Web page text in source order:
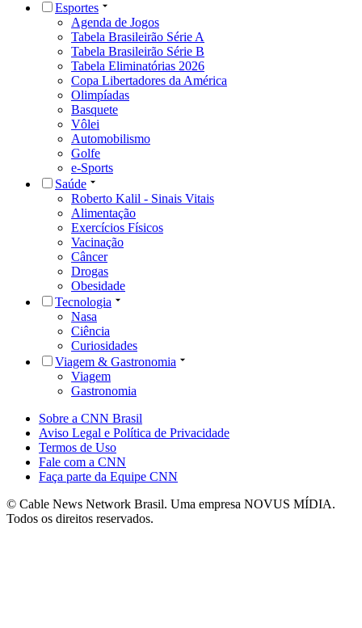
Esportes
Agenda de Jogos
Tabela Brasileirão Série A
Tabela Brasileirão Série B
Tabela Eliminatórias 2026
Copa Libertadores da América
Olimpíadas
Basquete
Vôlei
Automobilismo
Golfe
e-Sports
Saúde
Roberto Kalil - Sinais Vitais
Alimentação
Exercícios Físicos
Vacinação
Câncer
Drogas
Obesidade
Tecnologia
Nasa
Ciência
Curiosidades
Viagem & Gastronomia
Viagem
Gastronomia
Sobre a CNN Brasil
Aviso Legal e Política de Privacidade
Termos de Uso
Fale com a CNN
Faça parte da Equipe CNN
© Cable News Network Brasil. Uma empresa NOVUS MÍDIA.
Todos os direitos reservados.